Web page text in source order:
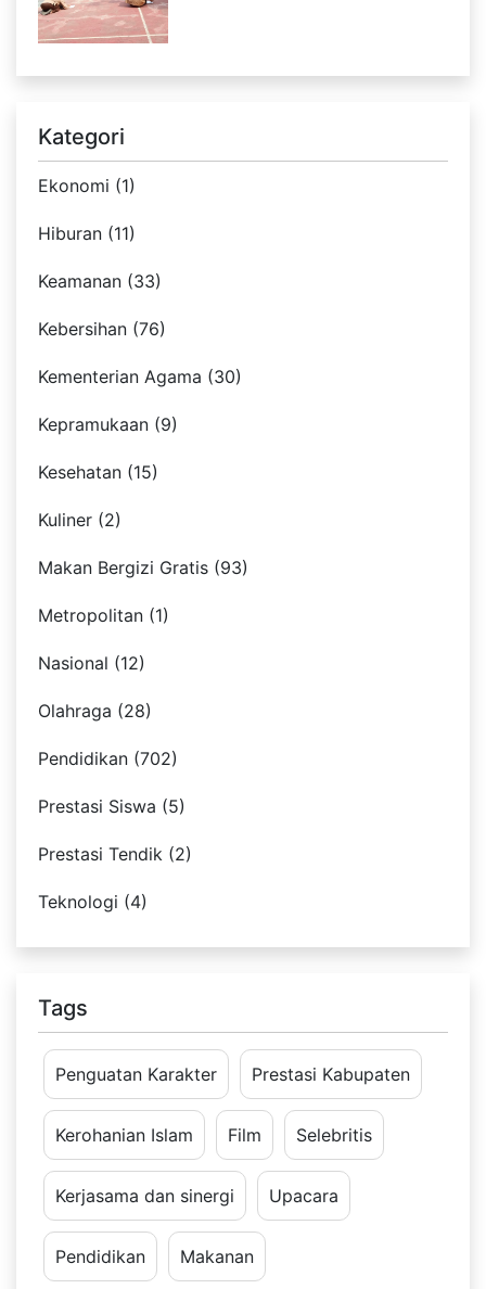
Kategori
Ekonomi (1)
Hiburan (11)
Keamanan (33)
Kebersihan (76)
Kementerian Agama (30)
Kepramukaan (9)
Kesehatan (15)
Kuliner (2)
Makan Bergizi Gratis (93)
Metropolitan (1)
Nasional (12)
Olahraga (28)
Pendidikan (702)
Prestasi Siswa (5)
Prestasi Tendik (2)
Teknologi (4)
Tags
Penguatan Karakter Prestasi Kabupaten
Kerohanian Islam Film Selebritis
Kerjasama dan sinergi Upacara
Pendidikan Makanan